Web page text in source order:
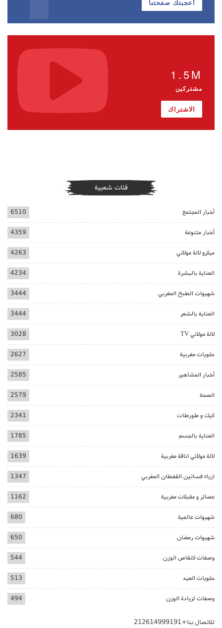
أعجبتك صفحتنا
1.5M
مشتركين
الاشتراك
فئات شعبية
أخبار المجتمع 6510
أخبار متنوعة 4359
ميكرو لالة مولاتي 4263
العناية بالبشرة 4234
شهيوات الطبخ المغربي 3444
العناية بالشعر 3444
لالة مولاتي TV 3028
حلويات مغربية 2627
أخبار المشاهير 2585
الصحة 2579
كيك و طورطات 2341
العناية بالجسم 1785
لالة مولاتي اناقة مغربية 1639
ازياء فساتين القفطان المغربي 1347
عصائر و مقبلات مغربية 1162
شهيوات عالمية 680
شهيوات رمضان 650
وصفات لانقاص الوزن 544
حلويات العيد 513
وصفات لزيادة الوزن 494
للاتصال بنا+212614999191